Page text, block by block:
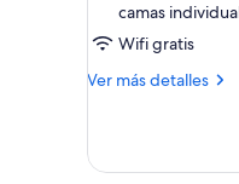
camas
Wifi gratis
Ver más detalles
Más
superior